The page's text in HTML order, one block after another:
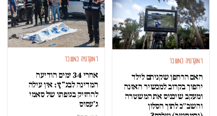
דמוקרטיה במשבר
האם הרחפן שקניתם לילד
יהפוך בקרוב למכשיר האזנה
ומעקב שיכניס את המשטרה
והשב״כ לתוך הסלון
דמוקרטיה במשבר
אחרי 34 ימים הודיעה
המדינה לבג"ץ: אין עילה
להחזיק בגופתו של סאמי
ג'עסוס